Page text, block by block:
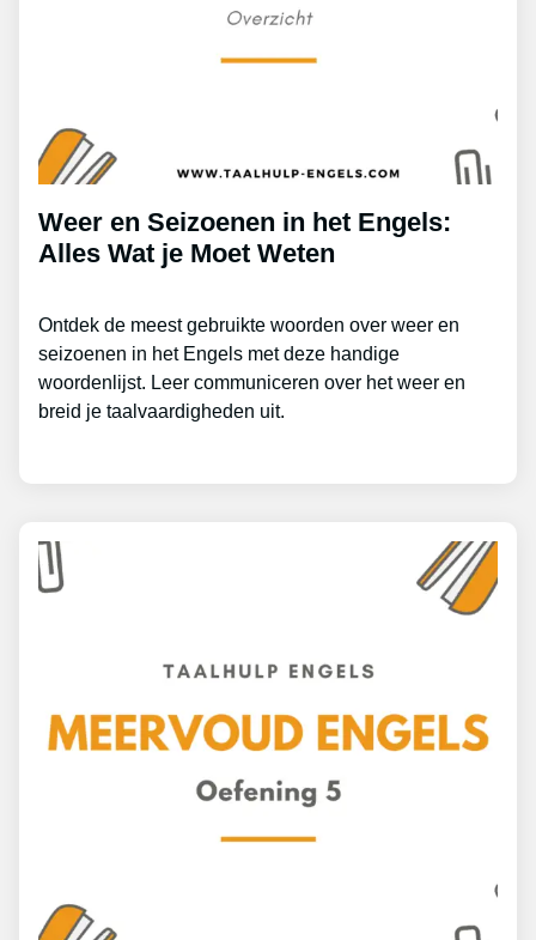
Weer en Seizoenen in het Engels:
Alles Wat je Moet Weten
Ontdek de meest gebruikte woorden over weer en
seizoenen in het Engels met deze handige
woordenlijst. Leer communiceren over het weer en
breid je taalvaardigheden uit.